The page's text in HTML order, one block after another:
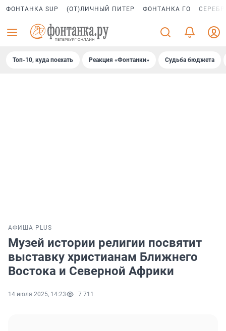
ФОНТАНКА SUP (ОТ)ЛИЧНЫЙ ПИТЕР ФОНТАНКА ГО
Топ-10, куда поехать Реакция «Фонтанки» Судьба бюджета
АФИША PLUS
Музей истории религии посвятит
выставку христианам Ближнего
Востока и Северной Африки
14 июля 2025, 14:23 7 711